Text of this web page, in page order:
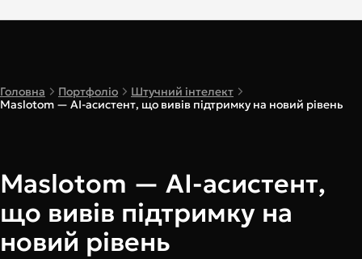
Головна Портфоліо
Штучний інтелект
Maslotom — AI-асистент, що вивів підтримку на новий рівень
Maslotom — AI-асистент,
що вивів підтримку на
новий рівень